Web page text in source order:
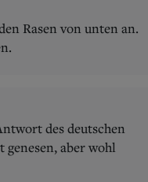
Rasen von unten an.
des deutschen
aber wohl